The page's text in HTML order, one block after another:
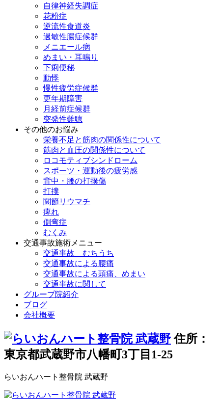
自律神経失調症
花粉症
逆流性食道炎
過敏性腸症候群
メニエール病
めまい・耳鳴り
下痢便秘
動悸
慢性疲労症候群
更年期障害
月経前症候群
突発性難聴
その他のお悩み
栄養不足と筋肉の関係性について
筋肉と血圧の関係性について
ロコモティブシンドローム
スポーツ・運動後の疲労感
背中・腰の打撲傷
打撲
関節リウマチ
痺れ
側弯症
むくみ
交通事故施術メニュー
交通事故 むちうち
交通事故による腰痛
交通事故による頭痛、めまい
交通事故に関して
グループ院紹介
ブログ
会社概要
住所：
東京都武蔵野市八幡町3丁目1-25
らいおんハート整骨院 武蔵野